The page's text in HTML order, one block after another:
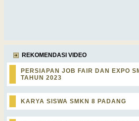
REKOMENDASI VIDEO
PERSIAPAN JOB FAIR DAN EXPO
TAHUN 2023
KARYA SISWA SMKN 8 PADANG